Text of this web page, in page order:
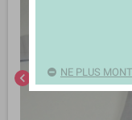
chevron_left NE PLUS